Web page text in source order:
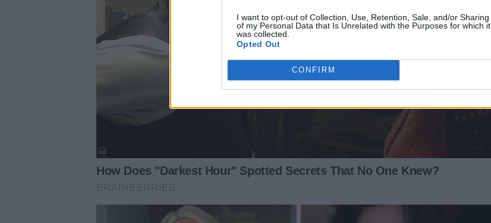
I want to opt-out of Collection, Use, Retention, Sale, and/or Sharing
of my Personal Data that Is Unrelated with the Purposes for which it
was collected.
Opted Out
CONFIRM